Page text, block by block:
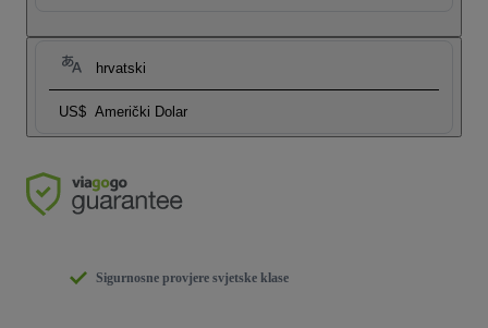
hrvatski
US$ Američki Dolar
Sigurnosne provjere svjetske klase